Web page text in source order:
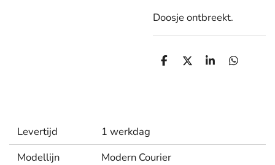
Doosje ontbreekt.
D
D
S
D
Levertijd
1 werkdag
Modellijn
Modern Courier